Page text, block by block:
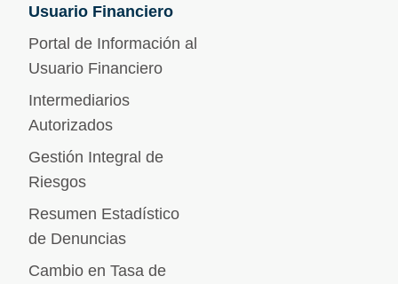
Usuario Financiero
Portal de Información al
Usuario Financiero
Intermediarios
Autorizados
Gestión Integral de
Riesgos
Resumen Estadístico
de Denuncias
Cambio en Tasa de